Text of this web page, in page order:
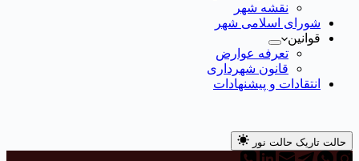
نقشه شهر
شورای اسلامی شهر
قوانین
تعرفه عوارض
قانون شهرداری
انتقادات و پیشنهادات
حالت تاریک حالت نور